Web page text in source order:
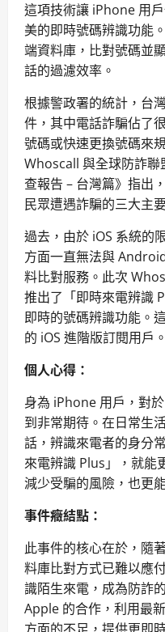
這項技術讓 iPhone 用
美的即時號碼辨識功能
端資料庫，比對號碼並
話的過濾效率。
根據警政署的統計，台
件，其中電話詐騙佔了
號碼或快速更換號碼來
Whoscall 與全球防詐聯
查報告 – 台灣篇》指出
民眾遭遇詐騙的三大主
過去，由於 iOS 系統的
方面一直無法與
料比對服務。此次
推出了「即時來電辨識
即時的號碼辨識功能。
的 iOS 進階版訂閱用戶。
個人心得：
身為 iPhone 用戶，對
到非常期待。在日常生
話，辨識來電者的身分
來電辨識 Plus」，就能
減少受騙的風險，也更
事件癥結點：
此事件的核心在於，隨
料庫比對方式已難以應
識陌生來電，成為防詐
Apple 的合作，利用最